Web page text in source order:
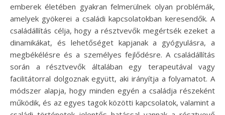
emberek életében gyakran felmerülnek olyan problémák,
amelyek gyökerei a családi kapcsolatokban keresendők. A
családállítás célja, hogy a résztvevők megértsék ezeket a
dinamikákat, és lehetőséget kapjanak a gyógyulásra, a
megbékélésre és a személyes fejlődésre. A családállítás
során a résztvevők általában egy terapeutával vagy
facilitátorral dolgoznak együtt, aki irányítja a folyamatot. A
módszer alapja, hogy minden egyén a családja részeként
működik, és az egyes tagok közötti kapcsolatok, valamint a